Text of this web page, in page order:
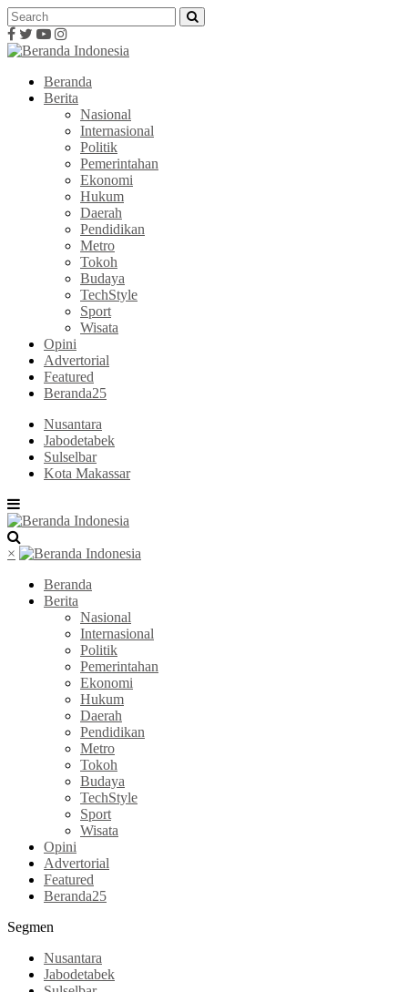
Beranda
Berita
Nasional
Internasional
Politik
Pemerintahan
Ekonomi
Hukum
Daerah
Pendidikan
Metro
Tokoh
Budaya
TechStyle
Sport
Wisata
Opini
Advertorial
Featured
Beranda25
Nusantara
Jabodetabek
Sulselbar
Kota Makassar
×
Beranda
Berita
Nasional
Internasional
Politik
Pemerintahan
Ekonomi
Hukum
Daerah
Pendidikan
Metro
Tokoh
Budaya
TechStyle
Sport
Wisata
Opini
Advertorial
Featured
Beranda25
Segmen
Nusantara
Jabodetabek